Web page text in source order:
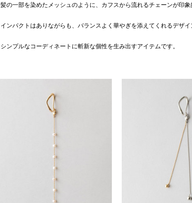
髪の一部を染めたメッシュのように、カフスから流れるチェーンが印象
インパクトはありながらも、バランスよく華やぎを添えてくれるデザイ
シンプルなコーディネートに斬新な個性を生み出すアイテムです。